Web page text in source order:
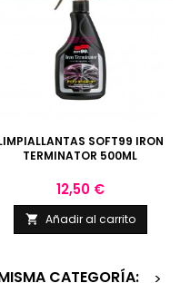
SOFT99 IRON
TERMINATOR 500ML
Precio
12,50 €
 Añadir al carrito
CATEGORÍA: